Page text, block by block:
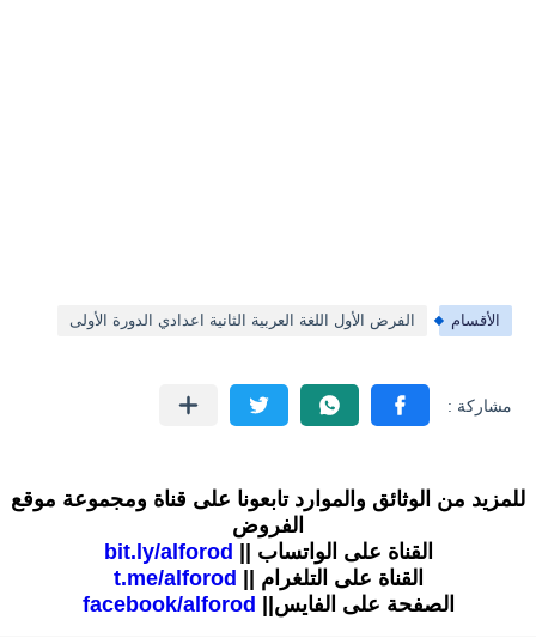
الأقسام الفرض الأول اللغة العربية الثانية اعدادي الدورة الأولى
للمزيد من الوثائق والموارد تابعونا على قناة ومجموعة موقع
الفروض
القناة على الواتساب ||
bit.ly/alforod
القناة على التلغرام ||
t.me/alforod
الصفحة على الفايس||
facebook/alforod